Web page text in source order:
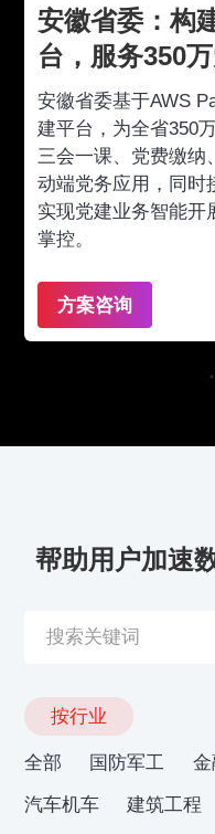
安徽省委：构
台，服务350
安徽省委基于AWS
建平台，为全省350
三会一课、党费缴纳
动端党务应用，同时
实现党建业务智能开
掌控。
方案咨询
帮助用户加速
按行业
全部 国防军工 金
汽车机车
建筑工程